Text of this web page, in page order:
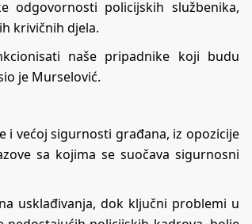
odgovornosti policijskih službenika,
krivičnih djela.
naše pripadnike koji budu
je Murselović.
i većoj sigurnosti građana, iz opozicije
sa kojima se suočava sigurnosni
usklađivanja, dok ključni problemi u